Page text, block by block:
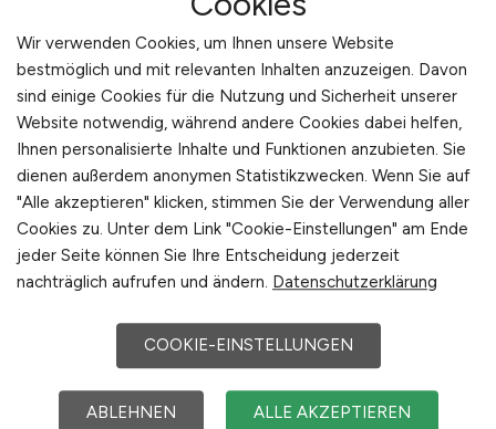
29.07.2026
München
1
ca. 50.000
Verkehrsanbindungen:Flughafen München,
Bundesautobahn A 92, Bundessstraß B 301, Bahnhof
Wir verwenden Cookies, um Ihnen unsere Website
bestmöglich und mit relevanten Inhalten anzuzeigen. Davon
sind einige Cookies für die Nutzung und Sicherheit unserer
Website notwendig, während andere Cookies dabei helfen,
Ihnen personalisierte Inhalte und Funktionen anzubieten. Sie
dienen außerdem anonymen Statistikzwecken. Wenn Sie auf
"Alle akzeptieren" klicken, stimmen Sie der Verwendung aller
Cookies zu. Unter dem Link "Cookie-Einstellungen" am Ende
jeder Seite können Sie Ihre Entscheidung jederzeit
nachträglich aufrufen und ändern. Datenschutzerklärung
COOKIE-EINSTELLUNGEN
ABLEHNEN ALLE AKZEPTIEREN